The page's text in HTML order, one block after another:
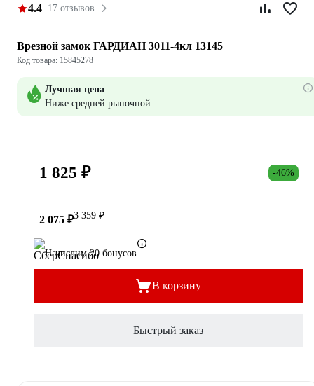
4.4 17 отзывов
Врезной замок ГАРДИАН 3011-4кл 13145
Код товара: 15845278
Лучшая цена
Ниже средней рыночной
1 825 ₽ -46%
2 075 ₽3 359 ₽
Начислим 20 бонусов
В корзину
Быстрый заказ